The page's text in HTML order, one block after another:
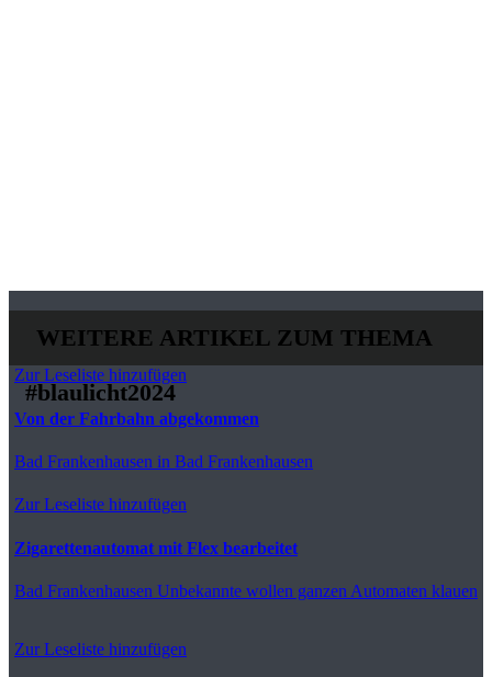
WEITERE ARTIKEL ZUM THEMA
#blaulicht2024
Zur Leseliste hinzufügen
Von der Fahrbahn abgekommen
Bad Frankenhausen in Bad Frankenhausen
Zur Leseliste hinzufügen
Zigarettenautomat mit Flex bearbeitet
Bad Frankenhausen Unbekannte wollen ganzen Automaten klauen
Zur Leseliste hinzufügen